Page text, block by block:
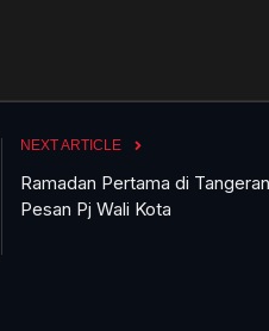
NEXT ARTICLE
Ramadan Pertama di
Pesan Pj Wali Kota